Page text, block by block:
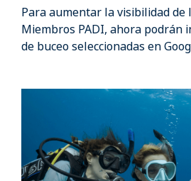
Para aumentar la visibilidad de
Miembros PADI, ahora podrán
de buceo seleccionadas en